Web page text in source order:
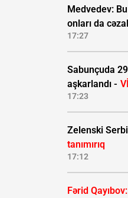
Medvedev:
onları da
17:27
Sabunçuda
aşkarlandı -
17:23
Zelenski
tanımırıq
17:12
Fərid